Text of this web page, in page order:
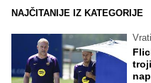
NAJČITANIJE IZ KATEGORIJE